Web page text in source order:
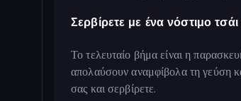
Σερβίρετε με ένα νόστιμο
Το τελευταίο βήμα είναι η
απολαύσουν αναμφίβολα τη γεύση
σας και σερβίρετε.